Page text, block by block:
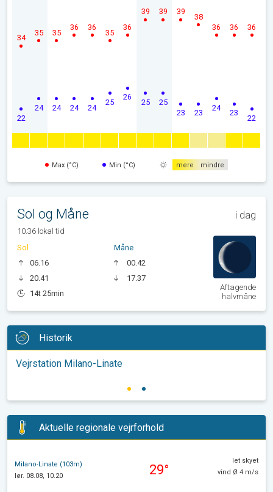
22
34
24
35
24
35
24
36
24
36
25
35
26
36
25
39
25
39
23
39
23
38
24
36
23
36
22
36
Max (°C) Min (°C) mere mindre
Sol og Måne i dag
10.36 lokal tid
Sol
06.16
20.41
14t 25min
Måne
00.42
17.37
Aftagende
halvmåne
Historik
Vejrstation Milano-Linate
Aktuelle regionale vejrforhold
Milano-Linate (103m)
lør. 08.08, 10.20
29°
let skyet
vind Ø 4 m/s